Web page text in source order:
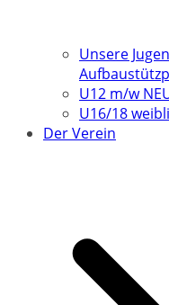
Unsere
U12 m/w
U16/18
Der Verein